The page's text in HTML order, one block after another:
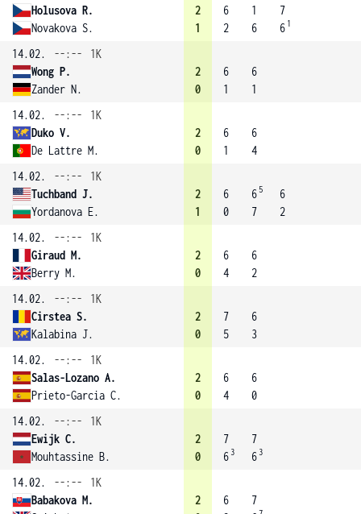
Holusova R.
Novakova S.
2
1
6
2
1
6
7
6 1
14.02. --:--
1K
Wong P.
Zander N.
2
0
6
1
6
1
14.02.
--:--
1K
Duko V.
De Lattre M.
2
0
6
1
6
4
14.02.
--:--
1K
Tuchband J.
Yordanova E.
2
1
6
0
6 5
7
6
2
14.02.
--:--
1K
Giraud M.
Berry M.
2
0
6
4
6
2
14.02.
--:--
1K
Cirstea S.
Kalabina J.
2
0
7
5
6
3
14.02.
--:--
1K
Salas-Lozano A.
Prieto-Garcia C.
2
0
6
4
6
0
14.02.
--:--
1K
Ewijk C.
Mouhtassine B.
2
0
7
6 3
7
6 3
14.02. --:--
1K
Babakova M.
2
6
7